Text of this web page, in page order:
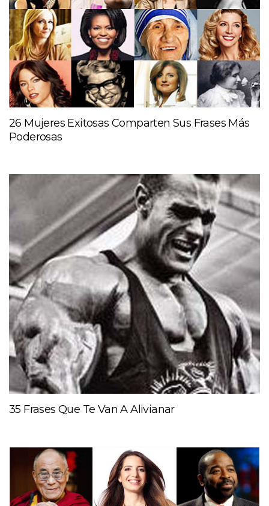
26 Mujeres Exitosas Comparten Sus Frases Más
Poderosas
35 Frases Que Te Van A Alivianar